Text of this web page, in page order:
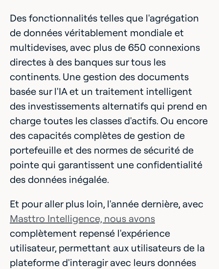
Des fonctionnalités telles que l'agrégation
de données véritablement mondiale et
multidevises, avec plus de 650 connexions
directes à des banques sur tous les
continents. Une gestion des documents
basée sur l'IA et un traitement intelligent
des investissements alternatifs qui prend en
charge toutes les classes d'actifs. Ou encore
des capacités complètes de gestion de
portefeuille et des normes de sécurité de
pointe qui garantissent une confidentialité
des données inégalée.
Et pour aller plus loin, l'année dernière, avec
Masttro Intelligence, nous avons
complètement repensé l'expérience
utilisateur, permettant aux utilisateurs de la
plateforme d'interagir avec leurs données